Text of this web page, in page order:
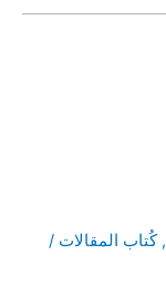
,كُتاب المقالات /